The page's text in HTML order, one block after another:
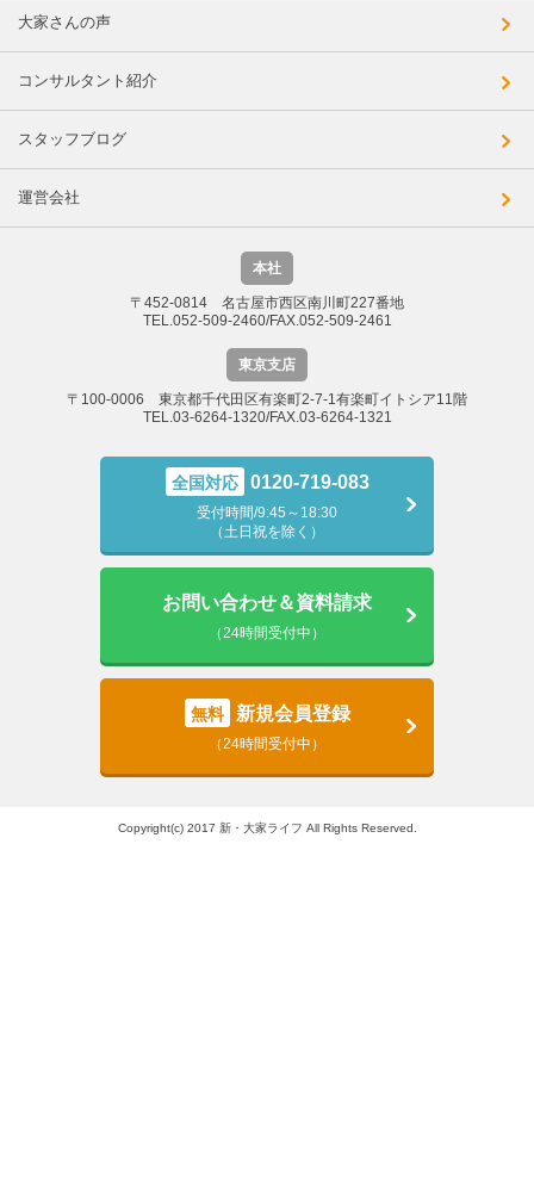
大家さんの声
コンサルタント紹介
スタッフブログ
運営会社
本社
〒452-0814 名古屋市西区南川町227番地
TEL.052-509-2460/FAX.052-509-2461
東京支店
〒100-0006 東京都千代田区有楽町2-7-1有楽町イトシア11階
TEL.03-6264-1320/FAX.03-6264-1321
全国対応 0120-719-083
受付時間/9:45～18:30
（土日祝を除く）
お問い合わせ＆資料請求
（24時間受付中）
無料 新規会員登録
（24時間受付中）
Copyright(c) 2017 新・大家ライフ All Rights Reserved.